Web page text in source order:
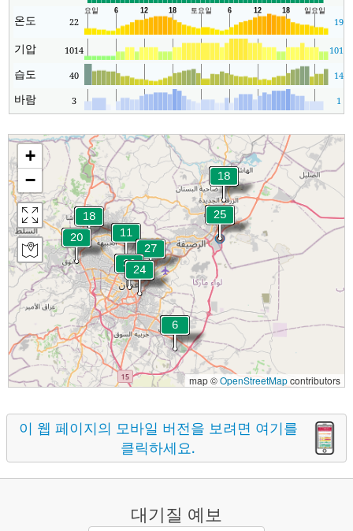
온도 22 19
기압 1014 1013
습도 40 14
바람 3 1
+
−
map ©OpenStreetMapcontributors
이 웹 페이지의 모바일 버전을 보려면 여기를
클릭하세요.
대기질 예보